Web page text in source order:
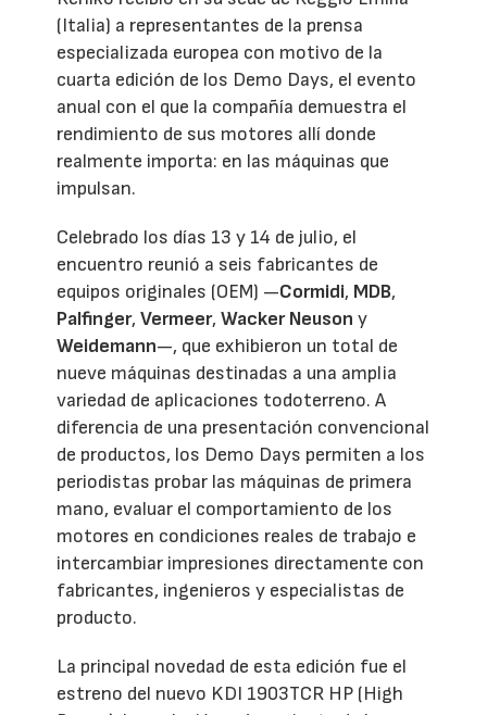
(Italia) a representantes de la prensa
especializada europea con motivo de la
cuarta edición de los Demo Days, el evento
anual con el que la compañía demuestra el
rendimiento de sus motores allí donde
realmente importa: en las máquinas que
impulsan.
Celebrado los días 13 y 14 de julio, el
encuentro reunió a seis fabricantes de
equipos originales (OEM) —Cormidi, MDB,
Palfinger,Vermeer,Wacker Neuson y
Weidemann—, que exhibieron un total de
nueve máquinas destinadas a una amplia
variedad de aplicaciones todoterreno. A
diferencia de una presentación convencional
de productos, los Demo Days permiten a los
periodistas probar las máquinas de primera
mano, evaluar el comportamiento de los
motores en condiciones reales de trabajo e
intercambiar impresiones directamente con
fabricantes, ingenieros y especialistas de
producto.
La principal novedad de esta edición fue el
estreno del nuevo KDI 1903TCR HP (High